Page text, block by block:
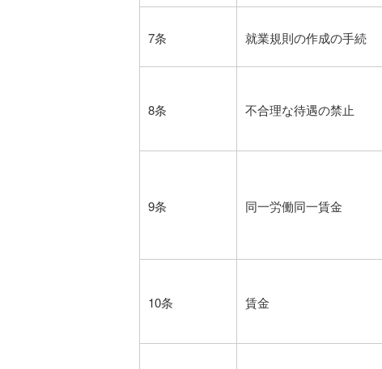
7条 就業規則の作成の手続
8条 不合理な待遇の禁止
9条 同一労働同一賃金
10条 賃金